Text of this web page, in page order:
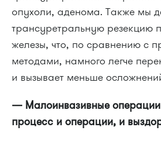
опухоли, аденома. Также мы
трансуретральную резекцию
железы, что, по сравнению с
методами, намного легче
и вызывает меньше
— Малоинвазивные операции
процесс и операции, и